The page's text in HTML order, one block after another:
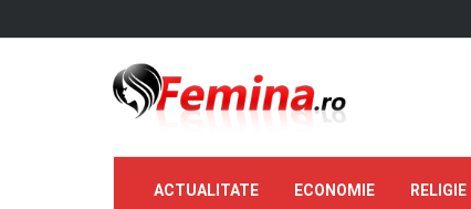
ACTUALITATE ECONOMIE RELIGIE